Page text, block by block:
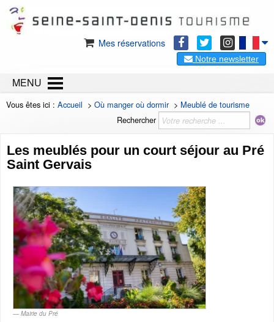
Mes réservations
Notre newsletter
MENU
Vous êtes ici : Accueil > Où manger où dormir> Meublé de tourisme
Rechercher
Les meublés pour un court séjour au Pré
Saint Gervais
Mairie du Pré